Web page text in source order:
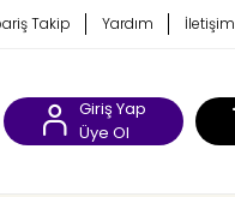
Takip Yardım İletişim
Giriş Yap
Üye Ol